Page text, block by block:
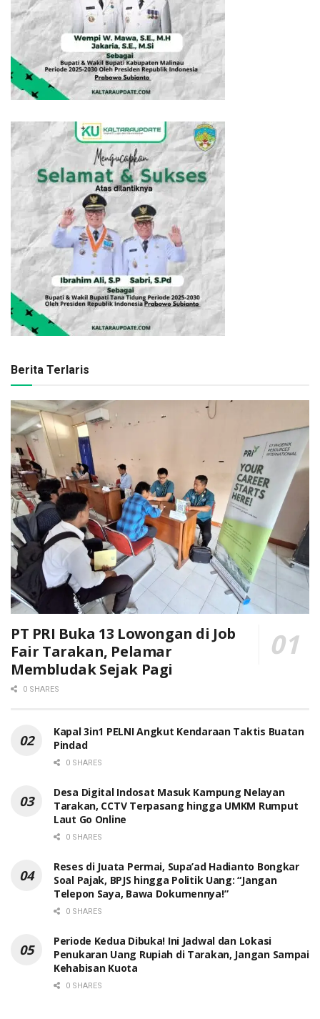
Berita Terlaris
PT PRI Buka 13 Lowongan di Job
Fair Tarakan, Pelamar
Membludak Sejak Pagi
0 SHARES
Kapal 3in1 PELNI Angkut Kendaraan Taktis Buatan
Pindad
0 SHARES
Desa Digital Indosat Masuk Kampung Nelayan
Tarakan, CCTV Terpasang hingga UMKM Rumput
Laut Go Online
0 SHARES
Reses di Juata Permai, Supa’ad Hadianto Bongkar
Soal Pajak, BPJS hingga Politik Uang: “Jangan
Telepon Saya, Bawa Dokumennya!”
0 SHARES
Periode Kedua Dibuka! Ini Jadwal dan Lokasi
Penukaran Uang Rupiah di Tarakan, Jangan Sampai
Kehabisan Kuota
0 SHARES